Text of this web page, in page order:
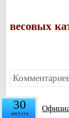
весовых
30
августа